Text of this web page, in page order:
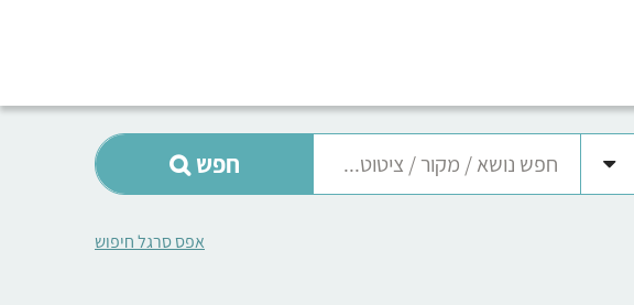
חפש
אפס סרגל חיפוש